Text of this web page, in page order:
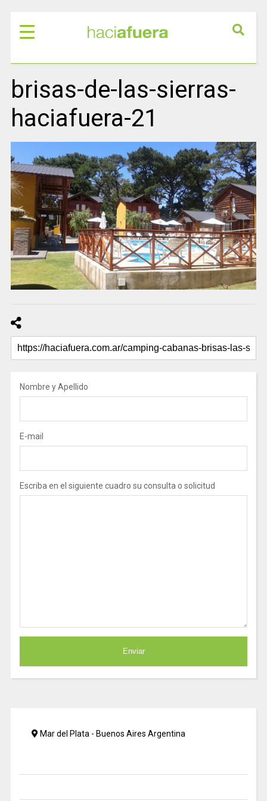
brisas-de-las-sierras-
haciafuera-21
Nombre y Apellido
E-mail
Escriba en el siguiente cuadro su consulta o solicitud
Mar del Plata - Buenos Aires Argentina